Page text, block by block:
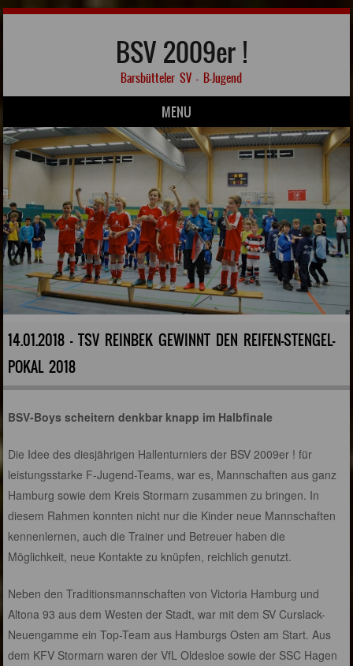
BSV 2009er !
Barsbütteler SV – B-Jugend
MENU
Skip to content
14.01.2018 - TSV REINBEK GEWINNT DEN REIFEN-STENGEL-
POKAL 2018
BSV-Boys scheitern denkbar knapp im Halbfinale
Die Idee des diesjährigen Hallenturniers der BSV 2009er ! für
leistungsstarke F-Jugend-Teams, war es, Mannschaften aus ganz
Hamburg sowie dem Kreis Stormarn zusammen zu bringen. In
diesem Rahmen konnten nicht nur die Kinder neue Mannschaften
kennenlernen, auch die Trainer und Betreuer haben die
Möglichkeit, neue Kontakte zu knüpfen, reichlich genutzt.
Neben den Traditionsmannschaften von Victoria Hamburg und
Altona 93 aus dem Westen der Stadt, war mit dem SV Curslack-
Neuengamme ein Top-Team aus Hamburgs Osten am Start. Aus
dem KFV Stormarn waren der VfL Oldesloe sowie der SSC Hagen